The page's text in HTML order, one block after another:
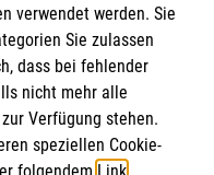
verwendet werden. Sie
Sie zulassen
dass bei fehlender
nicht mehr alle
Verfügung stehen.
speziellen Cookie-